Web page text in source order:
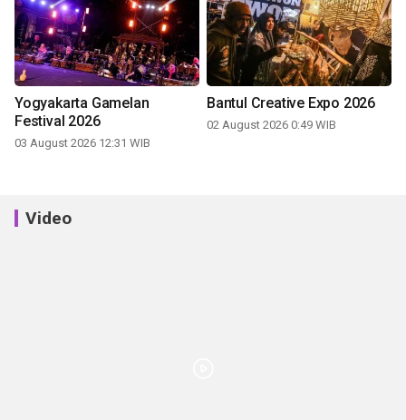
Yogyakarta Gamelan
Festival 2026
03 August 2026 12:31 WIB
Bantul Creative Expo 2026
02 August 2026 0:49 WIB
Video